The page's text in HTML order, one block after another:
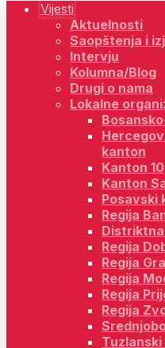
Vijesti
Aktuelnosti
Saopštenja i
Intervju
Kolumna/Blog
Drugi o nama
Lokalne
kanton
Kanton 10
Kanton
Posavski
Regija
Regija
Regija
Regija
Regija
Regija